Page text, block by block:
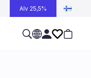
Alv 25,5%